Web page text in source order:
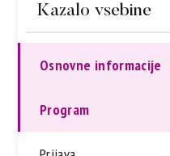
Kazalo vsebine
Osnovne informacije
Program